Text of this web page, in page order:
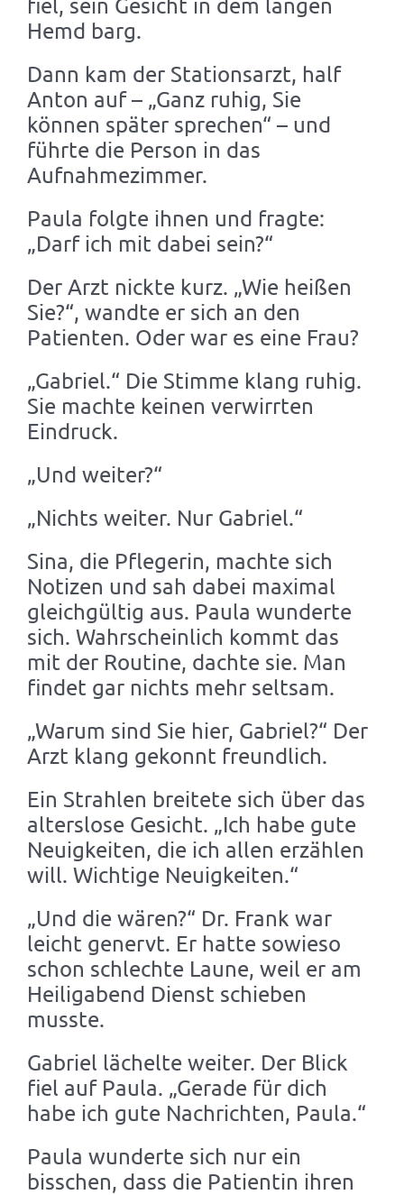
Hemd barg.
Dann kam der Stationsarzt, half
Anton auf – „Ganz ruhig, Sie
können später sprechen“ – und
führte die Person in das
Aufnahmezimmer.
Paula folgte ihnen und fragte:
„Darf ich mit dabei sein?“
Der Arzt nickte kurz. „Wie heißen
Sie?“, wandte er sich an den
Patienten. Oder war es eine Frau?
„Gabriel.“ Die Stimme klang ruhig.
Sie machte keinen verwirrten
Eindruck.
„Und weiter?“
„Nichts weiter. Nur Gabriel.“
Sina, die Pflegerin, machte sich
Notizen und sah dabei maximal
gleichgültig aus. Paula wunderte
sich. Wahrscheinlich kommt das
mit der Routine, dachte sie. Man
findet gar nichts mehr seltsam.
„Warum sind Sie hier, Gabriel?“ Der
Arzt klang gekonnt freundlich.
Ein Strahlen breitete sich über das
alterslose Gesicht. „Ich habe gute
Neuigkeiten, die ich allen erzählen
will. Wichtige Neuigkeiten.“
„Und die wären?“ Dr. Frank war
leicht genervt. Er hatte sowieso
schon schlechte Laune, weil er am
Heiligabend Dienst schieben
musste.
Gabriel lächelte weiter. Der Blick
fiel auf Paula. „Gerade für dich
habe ich gute Nachrichten, Paula.“
Paula wunderte sich nur ein
bisschen, dass die Patientin ihren